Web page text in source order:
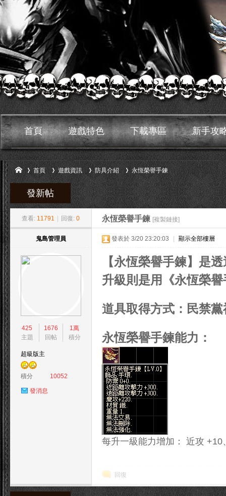
首頁 遊戲特色 下載專區 新手攻
首頁 遊戲資訊 防具介紹
›
永恆榮譽手鍊
發新帖
查看: 11791 回復: 0 永恆榮譽手鍊 [複製鏈接]
鬼島管理員
425
主題
1676
回帖
1萬
積分
超級版主
積分 10052
發消息
發表於 3/20 23:20:03 顯示全部樓層
【永恆榮譽手鍊】是
升級則是用
《永恆榮
道具取得方式：民禁
永恆榮譽手鍊能力：
每升一級能力增加： 近攻
回復